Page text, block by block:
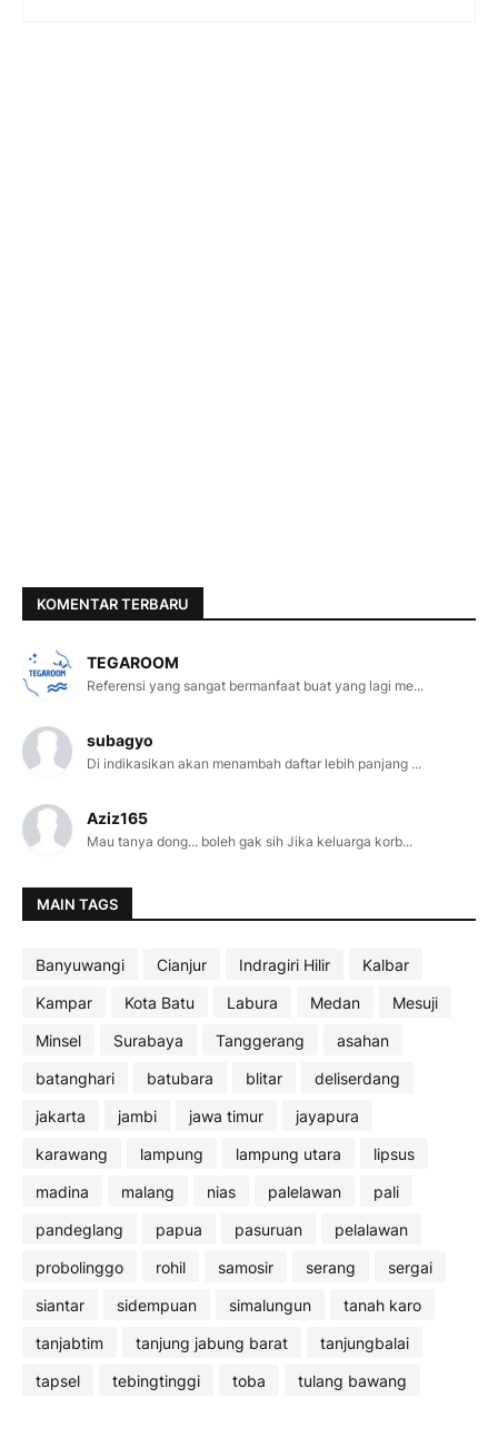
KOMENTAR TERBARU
TEGAROOM
Referensi yang sangat bermanfaat buat yang lagi me...
subagyo
Di indikasikan akan menambah daftar lebih panjang ...
Aziz165
Mau tanya dong... boleh gak sih Jika keluarga korb...
MAIN TAGS
Banyuwangi Cianjur Indragiri Hilir
Kalbar
Kampar
Kota Batu Labura Medan
Mesuji
Minsel
Surabaya Tanggerang
asahan
batanghari
batubara blitar
deliserdang
jakarta
jambi jawa timur
jayapura
karawang
lampung lampung utara
lipsus
madina
malang nias palelawan
pali
pandeglang
papua pasuruan
pelalawan
probolinggo
rohil samosir serang
sergai
siantar
sidempuan simalungun
tanah karo
tanjabtim
tanjung jabung barat
tanjungbalai
tapsel
tebingtinggi toba tulang bawang